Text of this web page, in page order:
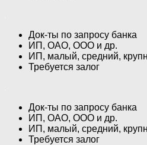
Док-ты по запросу банка
ИП, ОАО, ООО и др.
ИП, малый, средний,
Требуется залог
Док-ты по запросу банка
ИП, ОАО, ООО и др.
ИП, малый, средний,
Требуется залог